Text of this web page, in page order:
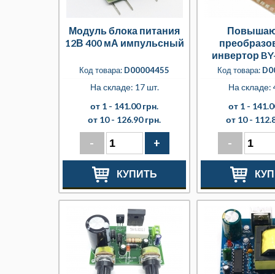
Модуль блока питания
12В 400 мА импульсный
Код товара: D00004455
На складе: 17 шт.
от 1 - 141.00 грн.
от 10 - 126.90 грн.
- +
КУПИТЬ
инвертор
12VDC в
Код товара:
На складе:
от 1 -
от 10 -
-